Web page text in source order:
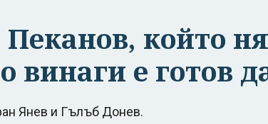
който
винаги е готов
Янев и Гълъб Донев.